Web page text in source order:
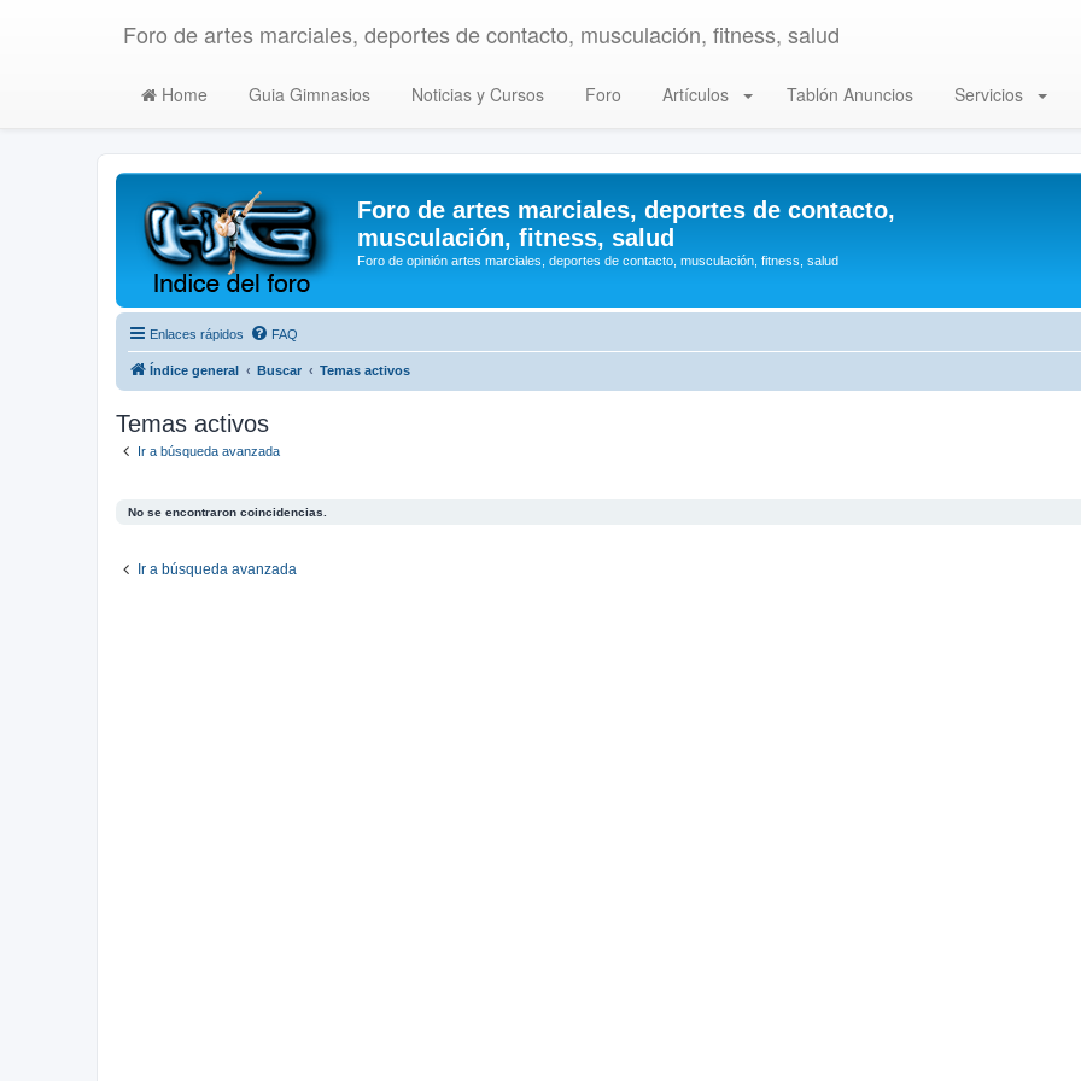
Foro de artes marciales, deportes de contacto, musculación, fitness, salud
Home Guia Gimnasios Noticias y Cursos Foro Artículos Tablón Anuncios Servicios
Foro de artes marciales, deportes de contacto,
musculación, fitness, salud
Foro de opinión artes marciales, deportes de contacto, musculación, fitness, salud
Enlaces rápidos FAQ
Índice general Buscar Temas activos
Temas activos
Ir a búsqueda avanzada
No se encontraron coincidencias.
Ir a búsqueda avanzada